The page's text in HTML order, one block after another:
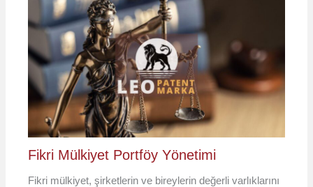
Fikri Mülkiyet Portföy Yönetimi
Fikri mülkiyet, şirketlerin ve bireylerin değerli varlıklarını